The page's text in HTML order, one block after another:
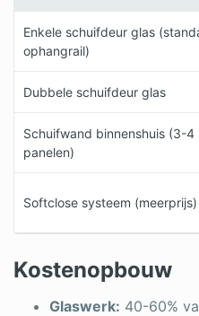
Enkele schuifdeur glas
ophangrail)
Dubbele schuifdeur glas
Schuifwand binnenshuis (3-4
panelen)
Softclose systeem (meerprijs)
Kostenopbouw
Glaswerk: 40-60%